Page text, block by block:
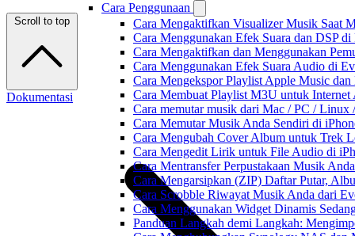
Cara Penggunaan
Cara Mengaktifkan Visualizer Musik Saat
Cara Menggunakan Efek Suara dan DSP
Cara Mengaktifkan dan Menggunakan
Cara Menggunakan Efek Suara Audio di
Cara Mengekspor Playlist Apple Music
Cara Membuat Playlist M3U untuk
Cara memutar musik dari Mac / PC /
Cara Memutar Musik Anda Sendiri di
Cara Mengubah Cover Album untuk Trek
Cara Mengedit Lirik untuk File Audio di
Cara Mentransfer Perpustakaan Musik
Cara Mengarsipkan (ZIP) Daftar Putar,
Cara Scrobble Riwayat Musik Anda dari
Cara Menggunakan Widget Dinamis
Panduan Langkah demi Langkah:
Scroll to top
Dokumentasi